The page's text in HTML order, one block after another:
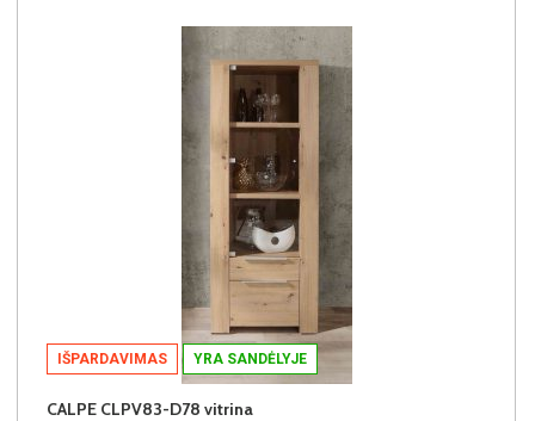
IŠPARDAVIMAS YRA SANDĖLYJE
CALPE CLPV83-D78 vitrina